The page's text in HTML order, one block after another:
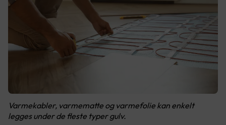
Varmekabler, varmematte og varmefolie kan enkelt
legges under de fleste typer gulv.